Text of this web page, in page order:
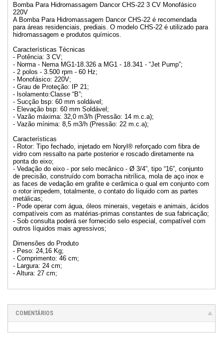
Bomba Para Hidromassagem Dancor CHS-22 3 CV Monofásico
220V
A Bomba Para Hidromassagem Dancor CHS-22 é recomendada
para áreas residenciais, prediais. O modelo CHS-22 é utilizado para
hidromassagem e produtos químicos.
Características Técnicas
- Potência: 3 CV;
- Norma - Nema MG1-18.326 a MG1 - 18.341 - “Jet Pump”;
- 2 polos - 3.500 rpm - 60 Hz;
- Monofásico: 220V;
- Grau de Proteção: IP 21;
- lsolamento:Classe “B”;
- Sucção bsp: 60 mm soldável;
- Elevação bsp: 60 mm Soldável;
- Vazão máxima: 32,0 m3/h (Pressão: 14 m.c.a);
- Vazão mínima: 8,5 m3/h (Pressão: 22 m.c.a);
Características
- Rotor: Tipo fechado, injetado em Noryl® reforçado com fibra de
vidro com ressalto na parte posterior e roscado diretamente na
ponta do eixo;
- Vedação do eixo - por selo mecânico - Ø 3/4”, tipo “16”, conjunto
de precisão, construído com borracha nitrílica, mola de aço inox e
as faces de vedação em grafite e cerâmica o qual em conjunto com
o rotor impedem, totalmente, o contato do líquido com as partes
metálicas;
- Pode operar com água, óleos minerais, vegetais e animais, ácidos
compatíveis com as matérias-primas constantes de sua fabricação;
- Sob consulta poderá ser fornecido selo especial, compatível com
outros líquidos mais agressivos;
Dimensões do Produto
- Peso: 24,16 Kg;
- Comprimento: 46 cm;
- Largura: 24 cm;
- Altura: 27 cm;
COMENTÁRIOS